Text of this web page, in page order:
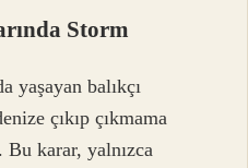
Storm
yaşayan balıkçı
çıkıp çıkmama
Bu karar, yalnızca